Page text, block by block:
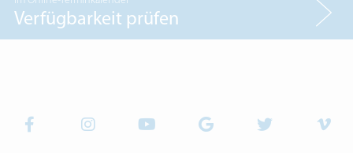
Verfügbarkeit prüfen